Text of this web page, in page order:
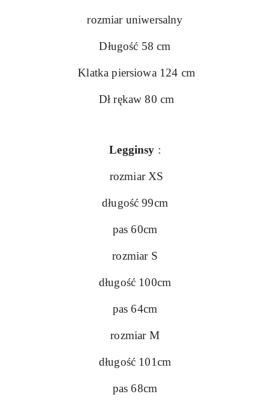
rozmiar uniwersalny
Długość 58 cm
Klatka piersiowa 124 cm
Dł rękaw 80 cm
Legginsy :
rozmiar XS
długość 99cm
pas 60cm
rozmiar S
długość 100cm
pas 64cm
rozmiar M
długość 101cm
pas 68cm